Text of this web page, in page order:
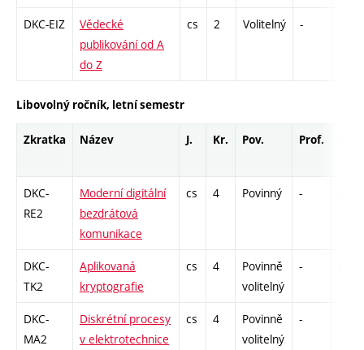
DKC-EIZ
Vědecké
publikování od A
do Z
cs 2 Volitelný -
Libovolný ročník, letní semestr
Zkratka Název J. Kr. Pov. Prof.
DKC-
RE2
Moderní digitální
bezdrátová
komunikace
cs 4 Povinný -
DKC-
TK2
Aplikovaná
kryptografie
cs 4
Povinně
volitelný
-
DKC-
MA2
Diskrétní procesy
v elektrotechnice
cs 4
Povinně
volitelný
-